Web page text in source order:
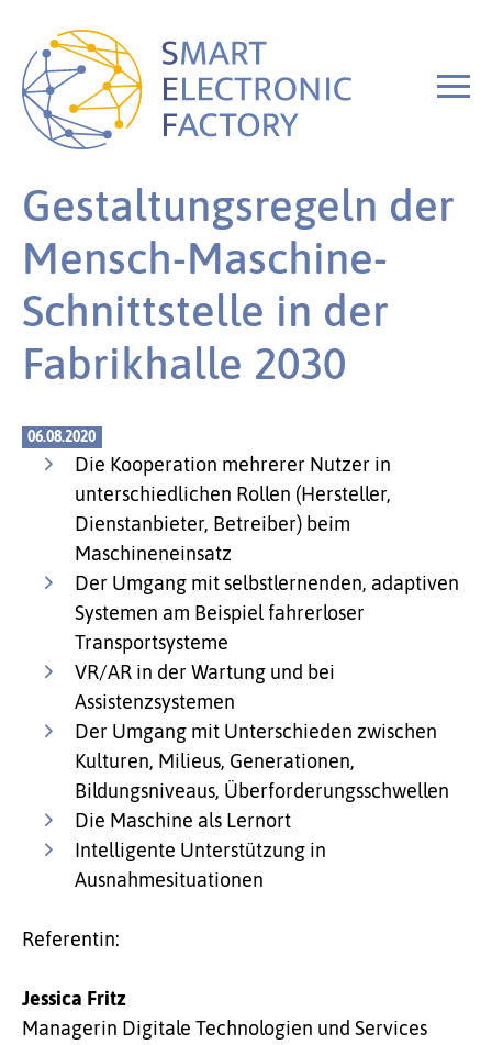
Gestaltungsregeln der
Mensch-Maschine-
Schnittstelle in der
Fabrikhalle 2030
06.08.2020
Die Kooperation mehrerer Nutzer in
unterschiedlichen Rollen (Hersteller,
Dienstanbieter, Betreiber) beim
Maschineneinsatz
Der Umgang mit selbstlernenden, adaptiven
Systemen am Beispiel fahrerloser
Transportsysteme
VR/AR in der Wartung und bei
Assistenzsystemen
Der Umgang mit Unterschieden zwischen
Kulturen, Milieus, Generationen,
Bildungsniveaus, Überforderungsschwellen
Die Maschine als Lernort
Intelligente Unterstützung in
Ausnahmesituationen
Referentin:
Jessica Fritz
Managerin Digitale Technologien und Services